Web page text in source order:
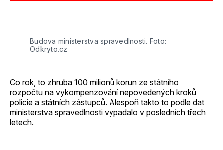
Budova ministerstva spravedlnosti. Foto:
Odkryto.cz
Co rok, to zhruba 100 milionů korun ze státního
rozpočtu na vykompenzování nepovedených kroků
policie a státních zástupců. Alespoň takto to podle dat
ministerstva spravedlnosti vypadalo v posledních třech
letech.